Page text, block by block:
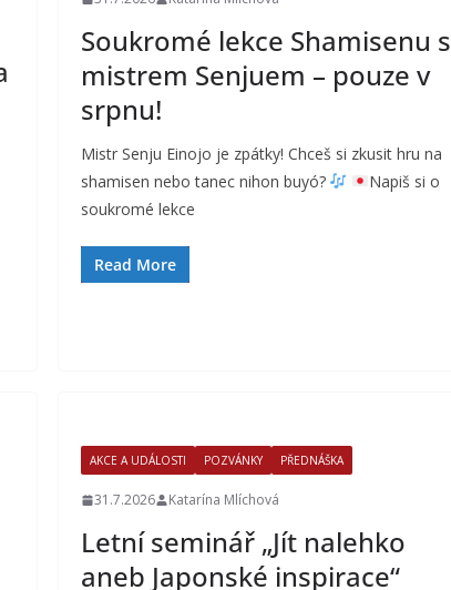
Soukromé lekce Shamisenu s
mistrem Senjuem – pouze v
srpnu!
Mistr Senju Einojo je zpátky! Chceš si zkusit hru na
shamisen nebo tanec nihon buyó?
Napiš si o
soukromé lekce
Read More
AKCE A UDÁLOSTI POZVÁNKY PŘEDNÁŠKA
31.7.2026 Katarína Mlíchová
Letní seminář „Jít nalehko
aneb Japonské inspirace“